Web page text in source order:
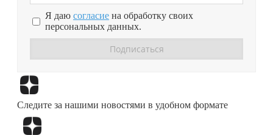
Я даю согласие на обработку своих
персональных данных.
Следите за нашими новостями в удобном формате